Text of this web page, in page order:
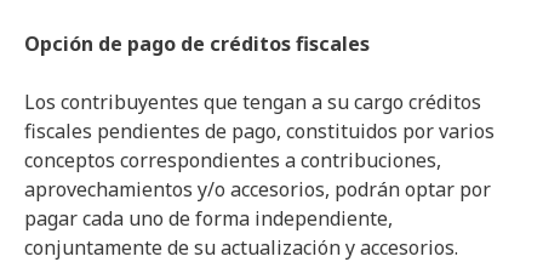
Opción de pago de créditos fiscales
Los contribuyentes que tengan a su cargo créditos
fiscales pendientes de pago, constituidos por varios
conceptos correspondientes a contribuciones,
aprovechamientos y/o accesorios, podrán optar por
pagar cada uno de forma independiente,
conjuntamente de su actualización y accesorios.